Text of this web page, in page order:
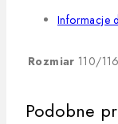
Informacje
Rozmiar 110/116
Podobne